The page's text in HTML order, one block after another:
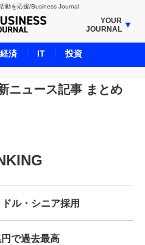
動を応援/Business Journal
YOUR
JOURNAL
JOURNAL
JOURNAL
JOURNAL
ニュース記事 まとめ
ル・シニア採用
で過去最高
経済 IT 投資